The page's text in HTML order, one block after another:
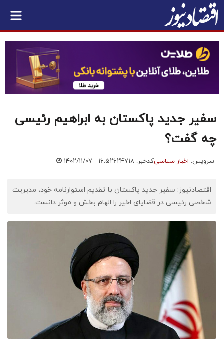
سفیر جدید پاکستان به ابراهیم رئیسی
چه گفت؟
سرویس: اخبار سیاسیکدخبر: ۶۲۴۷۱۸ ۱۴۰۲/۱۱/۰۷ - ۱۶:۵۲
اقتصادنیوز: سفیر جدید پاکستان با تقدیم استوارنامه خود، مدیریت
شخصی رئیسی در قضایای اخیر را الهام بخش و موثر دانست.